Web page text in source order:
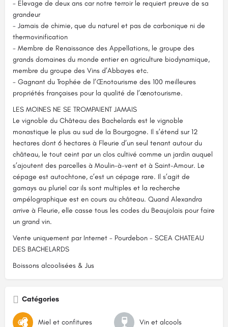
- Elevage de deux ans car notre terroir le requiert preuve de sa
grandeur
- Jamais de chimie, que du naturel et pas de carbonique ni de
thermovinification
- Membre de Renaissance des Appellations, le groupe des
grands domaines du monde entier en agriculture biodynamique,
membre du groupe des Vins d’Abbayes etc.
- Gagnant du Trophée de l’Œnotourisme des 100 meilleures
propriétés françaises pour la qualité de l’œnotourisme.
LES MOINES NE SE TROMPAIENT JAMAIS
Le vignoble du Château des Bachelards est le vignoble
monastique le plus au sud de la Bourgogne. Il s’étend sur 12
hectares dont 6 hectares à Fleurie d’un seul tenant autour du
château, le tout ceint par un clos cultivé comme un jardin auquel
s’ajoutent des parcelles à Moulin-à-vent et à Saint-Amour. Le
cépage est autochtone, c’est un cépage rare. Il s’agit de
gamays au pluriel car ils sont multiples et la recherche
ampélographique est en cours au château. Quand Alexandra
arrive à Fleurie, elle casse tous les codes du Beaujolais pour faire
un grand vin.
Vente uniquement par Internet - Pourdebon - SCEA CHATEAU
DES BACHELARDS
Boissons alcoolisées & Jus
Catégories
Miel et confitures Vin et alcools